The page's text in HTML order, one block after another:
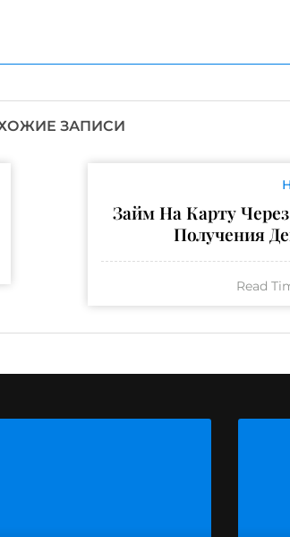
ЗАПИСИ
Займ На Карту
Получения
Read